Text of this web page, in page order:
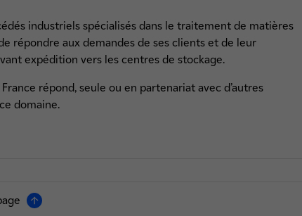
industriels spécialisés dans le traitement de matières
répondre aux demandes de ses clients et de leur
expédition vers les centres de stockage.
répond, seule ou en partenariat avec d’autres
domaine.